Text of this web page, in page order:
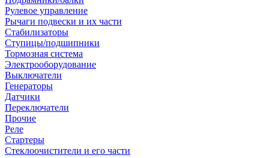
Рулевое управление
Рычаги подвески и их части
Стабилизаторы
Ступицы/подшипники
Тормозная система
Электрооборудование
Выключатели
Генераторы
Датчики
Переключатели
Прочие
Реле
Стартеры
Стеклоочистители и его части